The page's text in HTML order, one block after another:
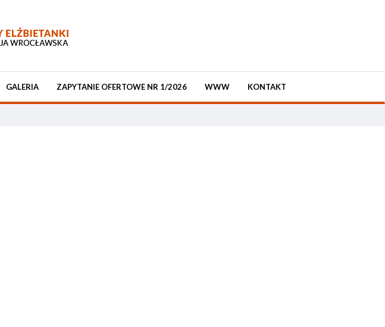
GALERIA ZAPYTANIE OFERTOWE NR 1/2026 WWW KONTAKT